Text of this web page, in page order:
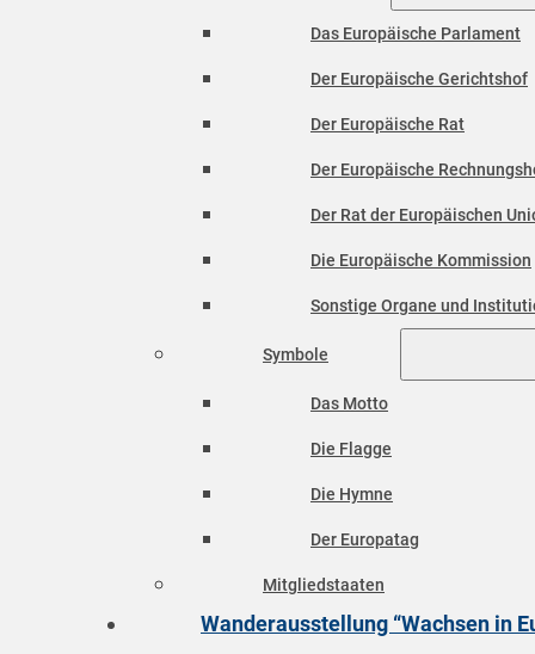
Das Europäische Parlament
Der Europäische Gerichtshof
Der Europäische Rat
Der Europäische
Der Rat der Europäischen
Die Europäische Kommission
Sonstige Organe und
Symbole
Das Motto
Die Flagge
Die Hymne
Der Europatag
Mitgliedstaaten
Wanderausstellung “Wachsen in